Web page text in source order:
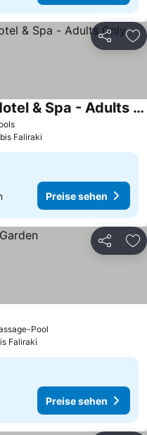
Teilen
Preise sehen
Casa Cabana Boutique Hotel & Spa - Adults Only
Faliraki
Preise sehen
Teilen
Pool
Faliraki
Preise sehen